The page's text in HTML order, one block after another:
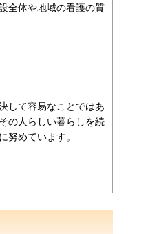
全体や地域の看護の質
して容易なことではあ
の人らしい暮らしを続
努めています。